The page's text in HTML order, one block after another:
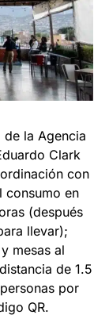
la Agencia
Clark
con
consumo en
(después
llevar);
mesas al
de 1.5
por
QR.